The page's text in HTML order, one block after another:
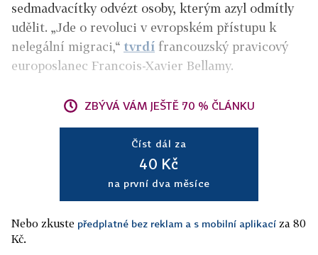
sedmadvacítky odvézt osoby, kterým azyl odmítly
udělit. „Jde o revoluci v evropském přístupu k
nelegální migraci,“ tvrdí francouzský pravicový
europoslanec Francois-Xavier Bellamy.
ZBÝVÁ VÁM JEŠTĚ 70 % ČLÁNKU
Číst dál za
40 Kč
na první dva měsíce
Nebo zkuste předplatné bez reklam a s mobilní aplikací za 80
Kč.